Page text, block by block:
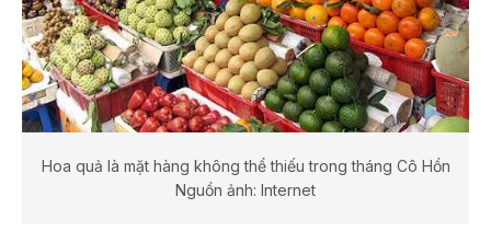
Hoa quả là mặt hàng không thể thiếu trong tháng Cô Hồn
Nguồn ảnh: Internet